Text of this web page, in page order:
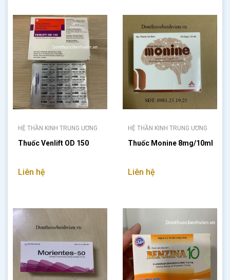
HỆ THẦN KINH TRUNG ƯƠNG
Thuốc Venlift OD 150
Liên hệ
HỆ THẦN KINH TRUNG ƯƠNG
Thuốc Monine 8mg/10ml
Liên hệ